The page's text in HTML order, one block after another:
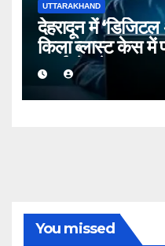
UTTARAKHAND
देहरादून में
किला ब्लास्ट केस
बुजुर्ग से ठगे ₹13 लाख
You missed